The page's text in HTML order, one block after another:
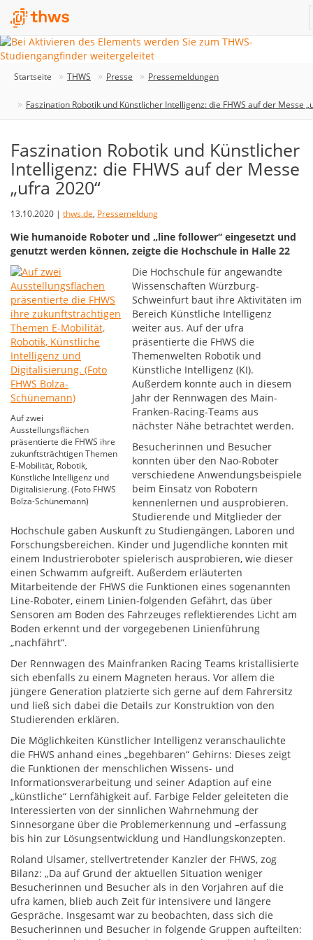
Startseite THWS Presse Pressemeldungen
Faszination Robotik und Künstlicher Intelligenz: die FHWS auf der Messe
Faszination Robotik und Künstlicher
Intelligenz: die FHWS auf der Messe
„ufra 2020“
13.10.2020 | thws.de, Pressemeldung
Wie humanoide Roboter und „line follower“ eingesetzt und
genutzt werden können, zeigte die Hochschule in Halle 22
Auf zwei
Ausstellungsflächen
präsentierte die FHWS ihre
zukunftsträchtigen Themen
E-Mobilität, Robotik,
Künstliche Intelligenz und
Digitalisierung. (Foto FHWS
Bolza-Schünemann)
Die Hochschule für angewandte
Wissenschaften Würzburg-
Schweinfurt baut ihre Aktivitäten im
Bereich Künstliche Intelligenz
weiter aus. Auf der ufra
präsentierte die FHWS die
Themenwelten Robotik und
Künstliche Intelligenz (KI).
Außerdem konnte auch in diesem
Jahr der Rennwagen des Main-
Franken-Racing-Teams aus
nächster Nähe betrachtet werden.
Besucherinnen und Besucher
konnten über den Nao-Roboter
verschiedene Anwendungsbeispiele
beim Einsatz von Robotern
kennenlernen und ausprobieren.
Studierende und Mitglieder der
Hochschule gaben Auskunft zu Studiengängen, Laboren und
Forschungsbereichen. Kinder und Jugendliche konnten mit
einem Industrieroboter spielerisch ausprobieren, wie dieser
einen Schwamm aufgreift. Außerdem erläuterten
Mitarbeitende der FHWS die Funktionen eines sogenannten
Line-Roboter, einem Linien-folgenden Gefährt, das über
Sensoren am Boden des Fahrzeuges reflektierendes Licht am
Boden erkennt und der vorgegebenen Linienführung
„nachfährt“.
Der Rennwagen des Mainfranken Racing Teams kristallisierte
sich ebenfalls zu einem Magneten heraus. Vor allem die
jüngere Generation platzierte sich gerne auf dem Fahrersitz
und ließ sich dabei die Details zur Konstruktion von den
Studierenden erklären.
Die Möglichkeiten Künstlicher Intelligenz veranschaulichte
die FHWS anhand eines „begehbaren“ Gehirns: Dieses zeigt
die Funktionen der menschlichen Wissens- und
Informationsverarbeitung und seiner Adaption auf eine
„künstliche“ Lernfähigkeit auf. Farbige Felder geleiteten die
Interessierten von der sinnlichen Wahrnehmung der
Sinnesorgane über die Problemerkennung und –erfassung
bis hin zur Lösungsentwicklung und Handlungskonzepten.
Roland Ulsamer, stellvertretender Kanzler der FHWS, zog
Bilanz: „Da auf Grund der aktuellen Situation weniger
Besucherinnen und Besucher als in den Vorjahren auf die
ufra kamen, blieb auch Zeit für intensivere und längere
Gespräche. Insgesamt war zu beobachten, dass sich die
Besucherinnen und Besucher in folgende Gruppen aufteilten: